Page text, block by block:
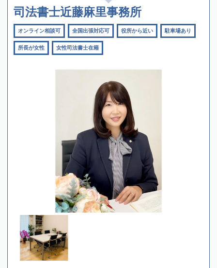
司法書士近藤麻里事務所
オンライン相談可 全国出張対応可 役所から近い 駐車場あり
所長が女性 女性司法書士在籍